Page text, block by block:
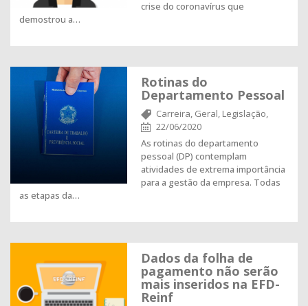
crise do coronavírus que
demostrou a…
Rotinas do
Departamento Pessoal
Carreira, Geral, Legislação,
22/06/2020
As rotinas do departamento
pessoal (DP) contemplam
atividades de extrema importância
para a gestão da empresa. Todas
as etapas da…
Dados da folha de
pagamento não serão
mais inseridos na EFD-
Reinf